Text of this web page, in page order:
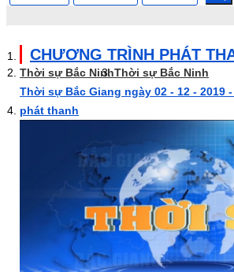
CHƯƠNG TRÌNH PHÁT
Thời sự Bắc NinhThời sự Bắc Ninh
Thời sự Bắc Giang ngày 02 - 12 - 2019
phát thanh